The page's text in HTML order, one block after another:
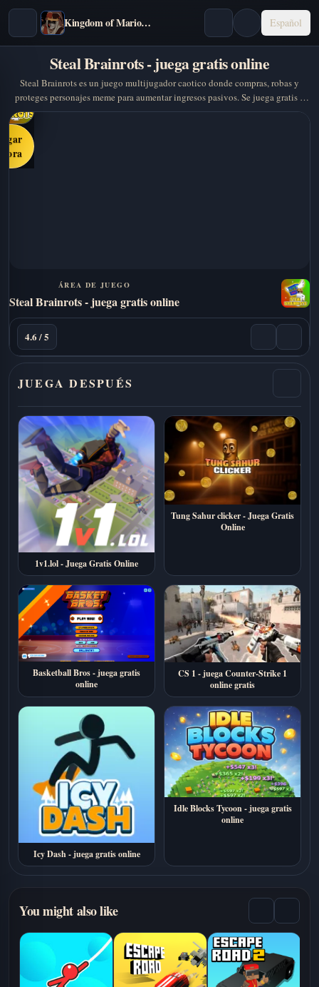
Kingdom of Marionettes Español
Steal Brainrots - juega gratis online
Steal Brainrots es un juego multijugador caotico donde compras, robas y
proteges personajes meme para aumentar ingresos pasivos. Se juega gratis y
sin descargas.
ÁREA DE JUEGO
Steal Brainrots - juega gratis online
4.6 / 5
JUEGA DESPUÉS
1v1.lol - Juega Gratis Online
Tung Sahur clicker - Juega Gratis
Online
Basketball Bros - juega gratis
online
CS 1 - juega Counter-Strike 1
online gratis
Icy Dash - juega gratis online
Idle Blocks Tycoon - juega gratis
online
You might also like